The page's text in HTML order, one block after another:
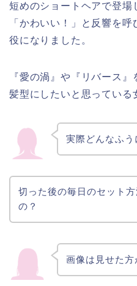
短めのショートヘアで登場
「かわいい！」と反響を
役になりました。
『愛の渦』や『リバース
髪型にしたいと思っている
実際どんなふう
切った後の毎日のセット
の？
画像は見せた方